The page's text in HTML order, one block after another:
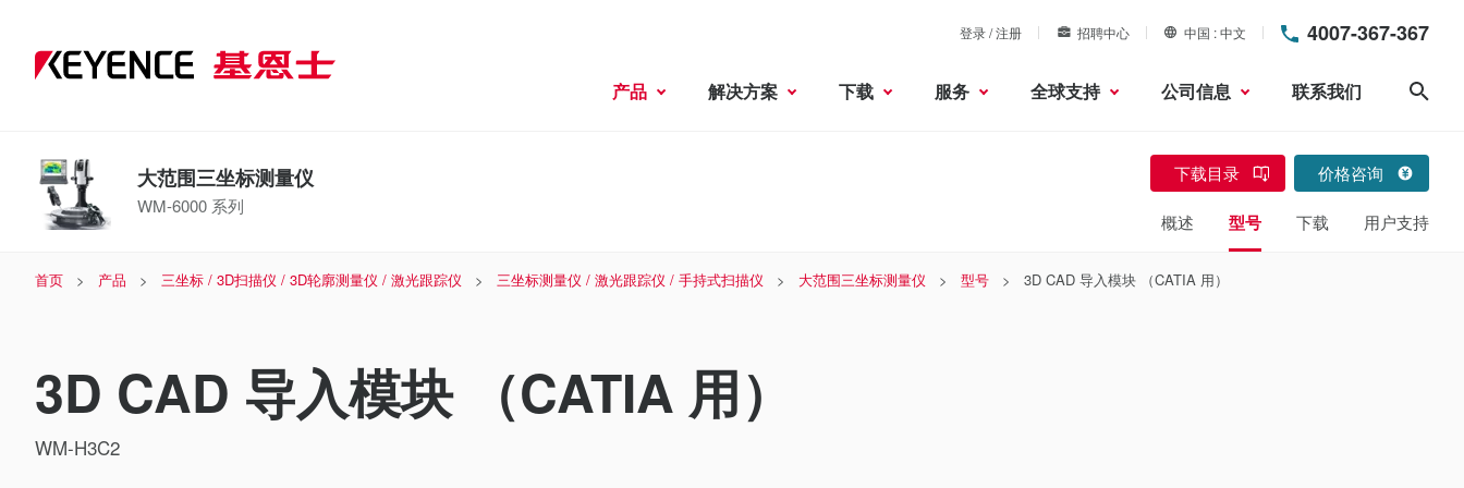
登录 / 注册 招聘中心 中国 中文 4007-367-367
产品 解决方案 下载 服务 全球支持 公司信息 联系我们
大范围三坐标测量仪
WM-6000 系列
下载目录 价格咨询
概述 型号 下载 用户支持
首页 产品 三坐标 / 3D扫描仪 / 3D轮廓测量仪 / 激光跟踪仪 三坐标测量仪 / 激光跟踪仪 / 手持式扫描仪 大范围三坐标测量仪 型号 3D CAD 导入模块 （CATIA 用）
3D CAD 导入模块 （CATIA 用）
WM-H3C2